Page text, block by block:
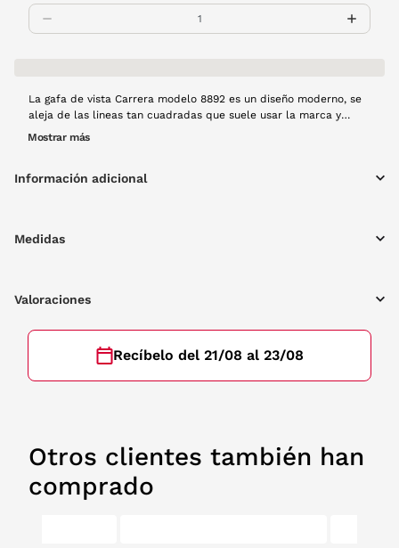
La gafa de vista Carrera modelo 8892 es un diseño moderno, se
aleja de las lineas tan cuadradas que suele usar la marca y
ofrece a este diseño una forma más oversize. Toda la montura es
Mostrar más
Información adicional
Medidas
Valoraciones
Recíbelo del 21/08 al 23/08
Otros clientes también han
comprado